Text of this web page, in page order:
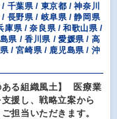
千葉県 / 東京都 / 神奈川
長野県 / 岐阜県 / 静岡県
庫県 / 奈良県 / 和歌山県 /
県 / 香川県 / 愛媛県 / 高
/ 宮崎県 / 鹿児島県 / 沖
ある組織風土】 医療業
援し、戦略立案から
担当いただきます。